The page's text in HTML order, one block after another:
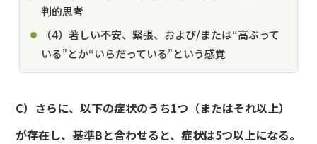
判的思考
（4）著しい不安、緊張、および/または“高ぶって
いる”とか“いらだっている”という感覚
C）さらに、以下の症状のうち1つ（またはそれ以上）
が存在し、基準Bと合わせると、症状は5つ以上になる。